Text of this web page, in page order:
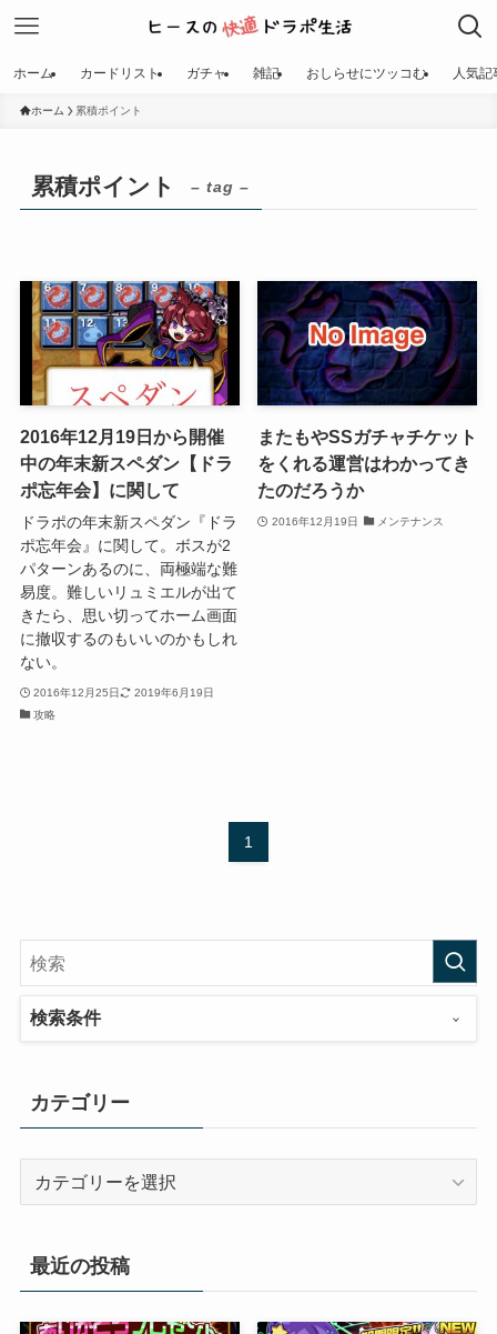
ホーム カードリスト ガチャ 雑記 おしらせにツッコむ 人気記
ホーム 累積ポイント
累積ポイント – tag –
2016年12月19日から開催
中の年末新スペダン【ドラ
ポ忘年会】に関して
ドラポの年末新スペダン『ドラ
ポ忘年会』に関して。ボスが2
パターンあるのに、両極端な難
易度。難しいリュミエルが出て
きたら、思い切ってホーム画面
に撤収するのもいいのかもしれ
ない。
2016年12月25日
2019年6月19日
攻略
またもやSSガチャチケット
をくれる運営はわかってき
たのだろうか
2016年12月19日 メンテナンス
1
検索条件
カテゴリー
リ
最近の投稿